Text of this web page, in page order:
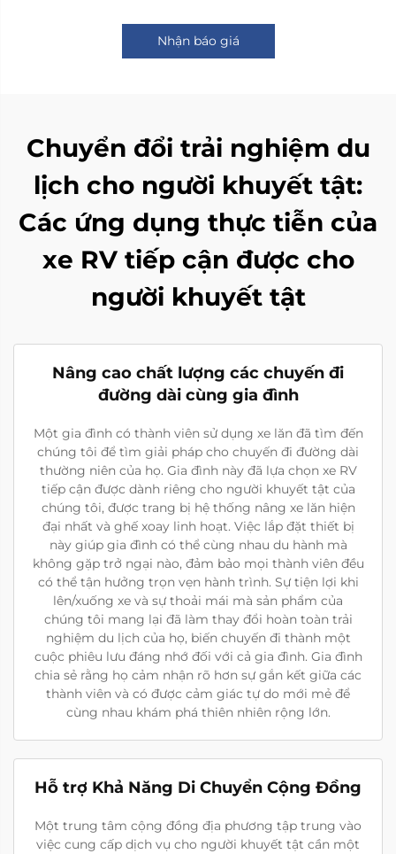
Nhận báo giá
Chuyển đổi trải nghiệm du
lịch cho người khuyết tật:
Các ứng dụng thực tiễn của
xe RV tiếp cận được cho
người khuyết tật
Nâng cao chất lượng các chuyến đi
đường dài cùng gia đình
Một gia đình có thành viên sử dụng xe lăn đã tìm đến
chúng tôi để tìm giải pháp cho chuyến đi đường dài
thường niên của họ. Gia đình này đã lựa chọn xe RV
tiếp cận được dành riêng cho người khuyết tật của
chúng tôi, được trang bị hệ thống nâng xe lăn hiện
đại nhất và ghế xoay linh hoạt. Việc lắp đặt thiết bị
này giúp gia đình có thể cùng nhau du hành mà
không gặp trở ngại nào, đảm bảo mọi thành viên đều
có thể tận hưởng trọn vẹn hành trình. Sự tiện lợi khi
lên/xuống xe và sự thoải mái mà sản phẩm của
chúng tôi mang lại đã làm thay đổi hoàn toàn trải
nghiệm du lịch của họ, biến chuyến đi thành một
cuộc phiêu lưu đáng nhớ đối với cả gia đình. Gia đình
chia sẻ rằng họ cảm nhận rõ hơn sự gắn kết giữa các
thành viên và có được cảm giác tự do mới mẻ để
cùng nhau khám phá thiên nhiên rộng lớn.
Hỗ trợ Khả Năng Di Chuyển Cộng Đồng
Một trung tâm cộng đồng địa phương tập trung vào
việc cung cấp dịch vụ cho người khuyết tật cần một